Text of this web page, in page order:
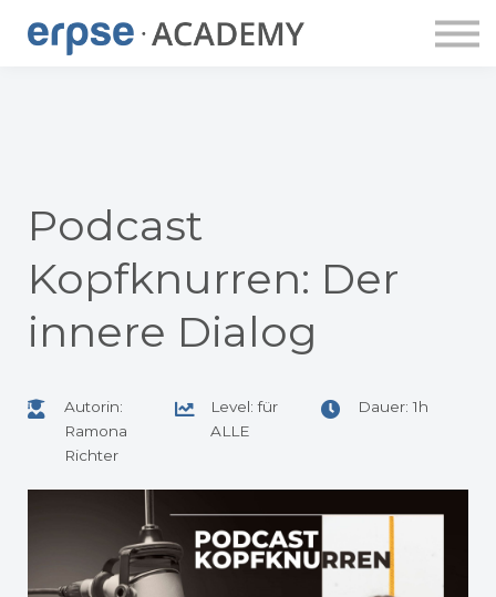
DOZENT:INNEN
Podcast
Kopfknurren: Der
innere Dialog
Autorin:
Ramona
Richter
Level: für
ALLE
Dauer: 1h